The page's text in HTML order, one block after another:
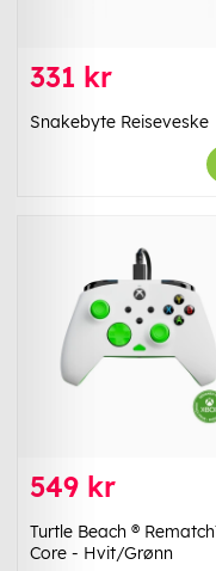
331 kr
Snakebyte Reiseveske
549 kr
Turtle Beach ®
Core - Hvit/Grønn